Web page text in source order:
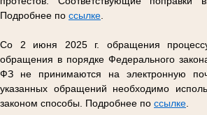
Подробнее по ссылке
Со 2 июня 2025 г. обращения
обращения в порядке Федерального
ФЗ не принимаются на электронную
указанных обращений необходимо
законом способы. Подробнее по ссылке